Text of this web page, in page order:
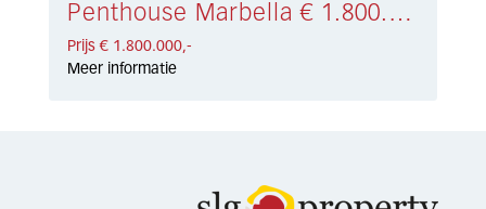
Penthouse Marbella € 1.800.000,-
Prijs € 1.800.000,-
Meer informatie